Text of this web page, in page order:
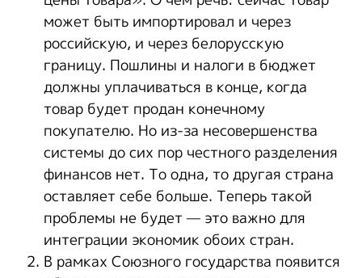
может быть импортировал и через
российскую, и через белорусскую
границу. Пошлины и налоги в бюджет
должны уплачиваться в конце, когда
товар будет продан конечному
покупателю. Но из-за несовершенства
системы до сих пор честного разделения
финансов нет. То одна, то другая страна
оставляет себе больше. Теперь такой
проблемы не будет — это важно для
интеграции экономик обоих стран.
В рамках Союзного государства появится